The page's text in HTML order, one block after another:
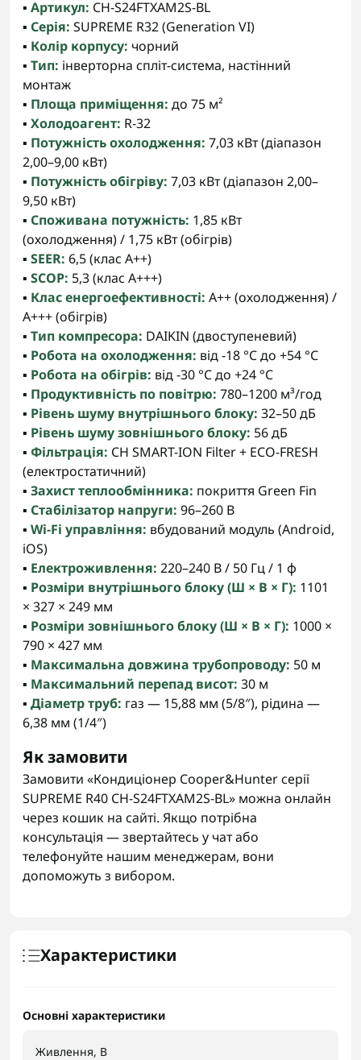
▪️ Артикул: CH-S24FTXAM2S-BL
▪️ Серія: SUPREME R32 (Generation VI)
▪️ Колір корпусу: чорний
▪️ Тип: інверторна спліт-система, настінний
монтаж
▪️ Площа приміщення: до 75 м²
▪️ Холодоагент: R-32
▪️ Потужність охолодження: 7,03 кВт (діапазон
2,00–9,00 кВт)
▪️ Потужність обігріву: 7,03 кВт (діапазон 2,00–
9,50 кВт)
▪️ Споживана потужність: 1,85 кВт
(охолодження) / 1,75 кВт (обігрів)
▪️ SEER: 6,5 (клас A++)
▪️ SCOP: 5,3 (клас A+++)
▪️ Клас енергоефективності: A++ (охолодження) /
A+++ (обігрів)
▪️ Тип компресора: DAIKIN (двоступеневий)
▪️ Робота на охолодження: від -18 °C до +54 °C
▪️ Робота на обігрів: від -30 °C до +24 °C
▪️ Продуктивність по повітрю: 780–1200 м³/год
▪️ Рівень шуму внутрішнього блоку: 32–50 дБ
▪️ Рівень шуму зовнішнього блоку: 56 дБ
▪️ Фільтрація: CH SMART-ION Filter + ECO-FRESH
(електростатичний)
▪️ Захист теплообмінника: покриття Green Fin
▪️ Стабілізатор напруги: 96–260 В
▪️ Wi-Fi управління: вбудований модуль (Android,
iOS)
▪️ Електроживлення: 220–240 В / 50 Гц / 1 ф
▪️ Розміри внутрішнього блоку (Ш × В × Г): 1101
× 327 × 249 мм
▪️ Розміри зовнішнього блоку (Ш × В × Г): 1000 ×
790 × 427 мм
▪️ Максимальна довжина трубопроводу: 50 м
▪️ Максимальний перепад висот: 30 м
▪️ Діаметр труб: газ — 15,88 мм (5/8″), рідина —
6,38 мм (1/4″)
Як замовити
Замовити «Кондиціонер Cooper&Hunter серії
SUPREME R40 CH-S24FTXAM2S-BL» можна онлайн
через кошик на сайті. Якщо потрібна
консультація — звертайтесь у чат або
телефонуйте нашим менеджерам, вони
допоможуть з вибором.
Характеристики
Основні характеристики
Живлення, В